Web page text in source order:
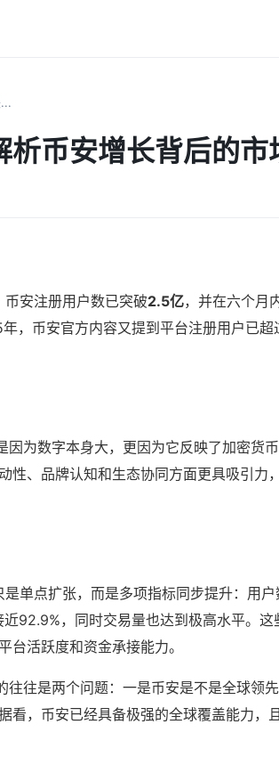
析币安增长背后的市
安注册用户数已突破2.5亿，并在六个月
，币安官方内容又提到平台注册用户已超
为数字本身大，更因为它反映了加密货币
性、品牌认知和生态协同方面更具吸引力
单点扩张，而是多项指标同步提升：用
92.9%，同时交易量也达到极高水平。这
台活跃度和资金承接能力。
往往是两个问题：一是币安是不是全球领
看，币安已经具备极强的全球覆盖能力，